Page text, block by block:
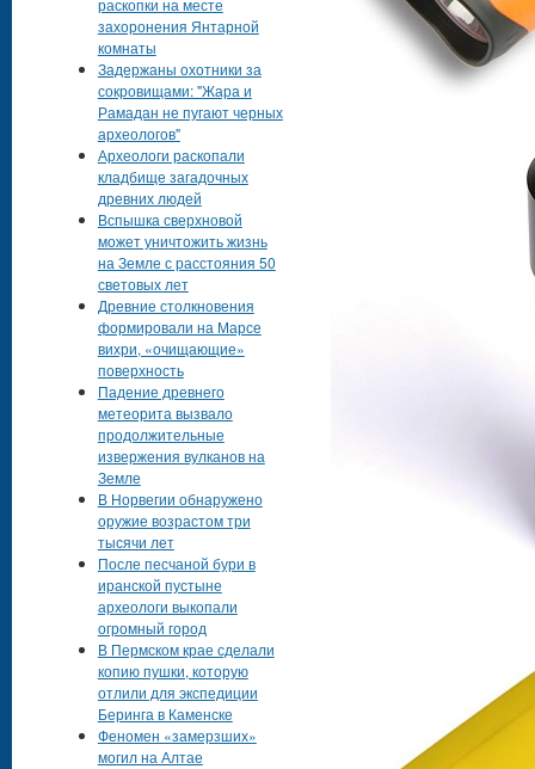
раскопки на месте
захоронения Янтарной
комнаты
Задержаны охотники за
сокровищами: "Жара и
Рамадан не пугают черных
археологов"
Археологи раскопали
кладбище загадочных
древних людей
Вспышка сверхновой
может уничтожить жизнь
на Земле с расстояния 50
световых лет
Древние столкновения
формировали на Марсе
вихри, «очищающие»
поверхность
Падение древнего
метеорита вызвало
продолжительные
извержения вулканов на
Земле
В Норвегии обнаружено
оружие возрастом три
тысячи лет
После песчаной бури в
иранской пустыне
археологи выкопали
огромный город
В Пермском крае сделали
копию пушки, которую
отлили для экспедиции
Беринга в Каменске
Феномен «замерзших»
могил на Алтае